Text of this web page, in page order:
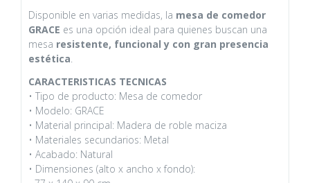
Disponible en varias medidas, la mesa de comedor
GRACE es una opción ideal para quienes buscan una
mesa resistente, funcional y con gran presencia
estética.
CARACTERISTICAS TECNICAS
• Tipo de producto: Mesa de comedor
• Modelo: GRACE
• Material principal: Madera de roble maciza
• Materiales secundarios: Metal
• Acabado: Natural
• Dimensiones (alto x ancho x fondo):